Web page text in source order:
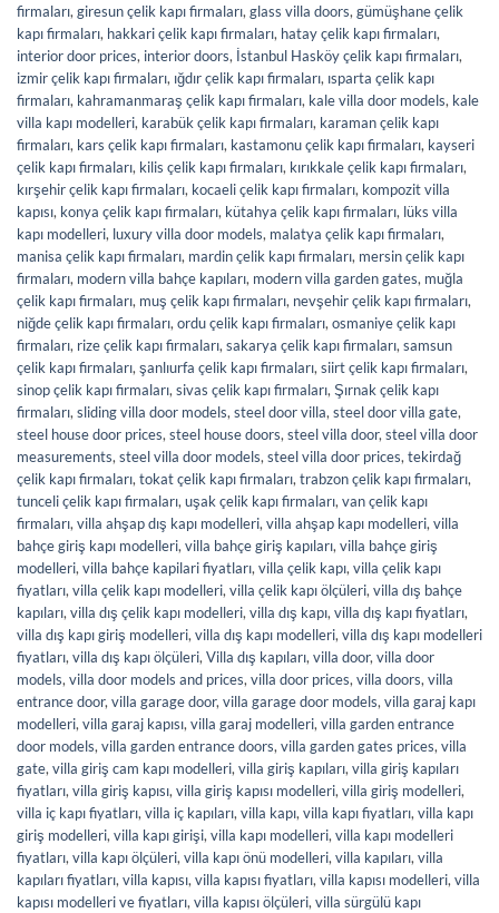
firmaları, giresun çelik kapı firmaları, glass villa doors, gümüşhane çelik
kapı firmaları, hakkari çelik kapı firmaları, hatay çelik kapı firmaları,
interior door prices, interior doors, İstanbul Hasköy çelik kapı firmaları,
izmir çelik kapı firmaları, ığdır çelik kapı firmaları, ısparta çelik kapı
firmaları, kahramanmaraş çelik kapı firmaları, kale villa door models, kale
villa kapı modelleri, karabük çelik kapı firmaları, karaman çelik kapı
firmaları, kars çelik kapı firmaları, kastamonu çelik kapı firmaları, kayseri
çelik kapı firmaları, kilis çelik kapı firmaları, kırıkkale çelik kapı firmaları,
kırşehir çelik kapı firmaları, kocaeli çelik kapı firmaları, kompozit villa
kapısı, konya çelik kapı firmaları, kütahya çelik kapı firmaları, lüks villa
kapı modelleri, luxury villa door models, malatya çelik kapı firmaları,
manisa çelik kapı firmaları, mardin çelik kapı firmaları, mersin çelik kapı
firmaları, modern villa bahçe kapıları, modern villa garden gates, muğla
çelik kapı firmaları, muş çelik kapı firmaları, nevşehir çelik kapı firmaları,
niğde çelik kapı firmaları, ordu çelik kapı firmaları, osmaniye çelik kapı
firmaları, rize çelik kapı firmaları, sakarya çelik kapı firmaları, samsun
çelik kapı firmaları, şanlıurfa çelik kapı firmaları, siirt çelik kapı firmaları,
sinop çelik kapı firmaları, sivas çelik kapı firmaları, Şırnak çelik kapı
firmaları, sliding villa door models, steel door villa, steel door villa gate,
steel house door prices, steel house doors, steel villa door, steel villa door
measurements, steel villa door models, steel villa door prices, tekirdağ
çelik kapı firmaları, tokat çelik kapı firmaları, trabzon çelik kapı firmaları,
tunceli çelik kapı firmaları, uşak çelik kapı firmaları, van çelik kapı
firmaları, villa ahşap dış kapı modelleri, villa ahşap kapı modelleri, villa
bahçe giriş kapı modelleri, villa bahçe giriş kapıları, villa bahçe giriş
modelleri, villa bahçe kapilari fiyatları, villa çelik kapı, villa çelik kapı
fiyatları, villa çelik kapı modelleri, villa çelik kapı ölçüleri, villa dış bahçe
kapıları, villa dış çelik kapı modelleri, villa dış kapı, villa dış kapı fiyatları,
villa dış kapı giriş modelleri, villa dış kapı modelleri, villa dış kapı modelleri
fiyatları, villa dış kapı ölçüleri, Villa dış kapıları, villa door, villa door
models, villa door models and prices, villa door prices, villa doors, villa
entrance door, villa garage door, villa garage door models, villa garaj kapı
modelleri, villa garaj kapısı, villa garaj modelleri, villa garden entrance
door models, villa garden entrance doors, villa garden gates prices, villa
gate, villa giriş cam kapı modelleri, villa giriş kapıları, villa giriş kapıları
fiyatları, villa giriş kapısı, villa giriş kapısı modelleri, villa giriş modelleri,
villa iç kapı fiyatları, villa iç kapıları, villa kapı, villa kapı fiyatları, villa kapı
giriş modelleri, villa kapı girişi, villa kapı modelleri, villa kapı modelleri
fiyatları, villa kapı ölçüleri, villa kapı önü modelleri, villa kapıları, villa
kapıları fiyatları, villa kapısı, villa kapısı fiyatları, villa kapısı modelleri, villa
kapısı modelleri ve fiyatları, villa kapısı ölçüleri, villa sürgülü kapı